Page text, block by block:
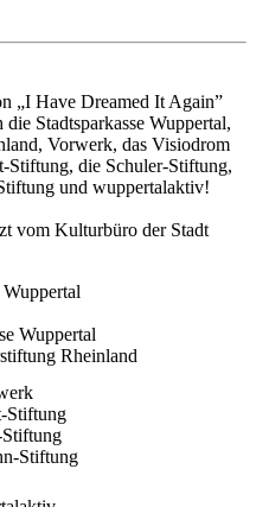
„I Have Dreamed It Again”
Stadtsparkasse Wuppertal,
Vorwerk, das Visiodrom
Stiftung, die Schuler-Stiftung,
und wuppertalaktiv!
vom Kulturbüro der Stadt